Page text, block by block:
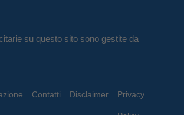
su questo sito sono gestite da
Contatti Disclaimer Privacy